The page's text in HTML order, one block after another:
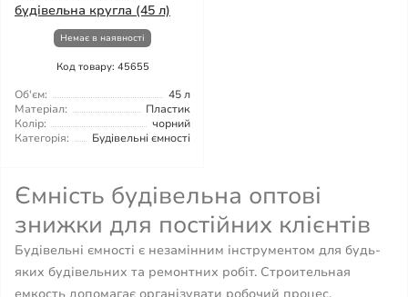
будівельна кругла (45 л)
Немає в наявності
Код товару: 45655
Об'єм:
45 л
Матеріал:
Пластик
Колір:
чорний
Категорія:
Будівельні ємності
Ємність будівельна оптові
знижки для постійних клієнтів
Будівельні ємності є незамінним інструментом для будь-
яких будівельних та ремонтних робіт. Строительная